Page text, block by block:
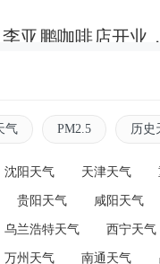
李亚鹏咖啡店开业
2026-08-05
气 PM2.5 历史
沈阳天气 天津天气
贵阳天气 咸阳天气
乌兰浩特天气 西宁天气
万州天气 南通天气